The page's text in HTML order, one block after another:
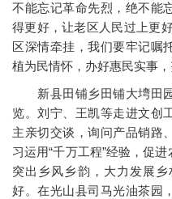
不能忘记革命先烈，绝不能
得更好，让老区人民过上更
区深情牵挂，我们要牢记嘱
植为民情怀，办好惠民实事，
新县田铺乡田铺大塆田园
览。刘宁、王凯等走进文创
主亲切交谈，询问产品销路
习运用“千万工程”经验，促
突出乡风乡韵，大力发展
好。在光山县司马光油茶园